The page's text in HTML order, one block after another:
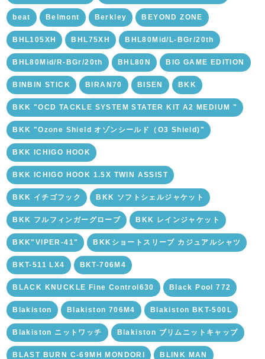
beat Belmont Berkley BEYOND ZONE
BHL105XH BHL75XH BHL80Mid/L-BGr/20th
BHL80Mid/R-BGr/20th BHL80N BIG GAME EDITION
BINBIN STICK BIRAN70 BISEN BKK
BKK "OCD TACKLE SYSTEM STATER KIT A2 MEDIUM "
BKK "Ozone Shield オゾンシールド（O3 Shield)"
BKK ICHIGO HOOK
BKK ICHIGO HOOK 1.5X TWIN ASSIST
BKK イチゴフック BKK ソフトシェルジャケット
BKK フルフィンガーグローブ BKK レインジャケット
BKK"VIPER-41" BKKショートスリーブ カジュアルシャツ
BKT-511 LX4 BKT-706M4
BLACK KNUCKLE Fine Control630 Black Pool 772
Blakiston Blakiston 706M4 Blakiston BKT-500L
Blakiston ニットワッチ Blakiston ブリムニットキャップ
BLAST BURN C-69MH MONDORI BLINK MAN